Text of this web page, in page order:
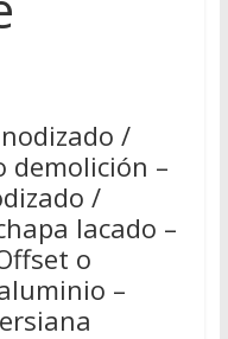
/
demolición –
/
lacado –
o
–